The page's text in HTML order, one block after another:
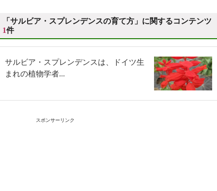
「サルビア・スプレンデンスの育て方」に関するコンテンツ
1件
サルビア・スプレンデンスは、ドイツ生
まれの植物学者...
スポンサーリンク